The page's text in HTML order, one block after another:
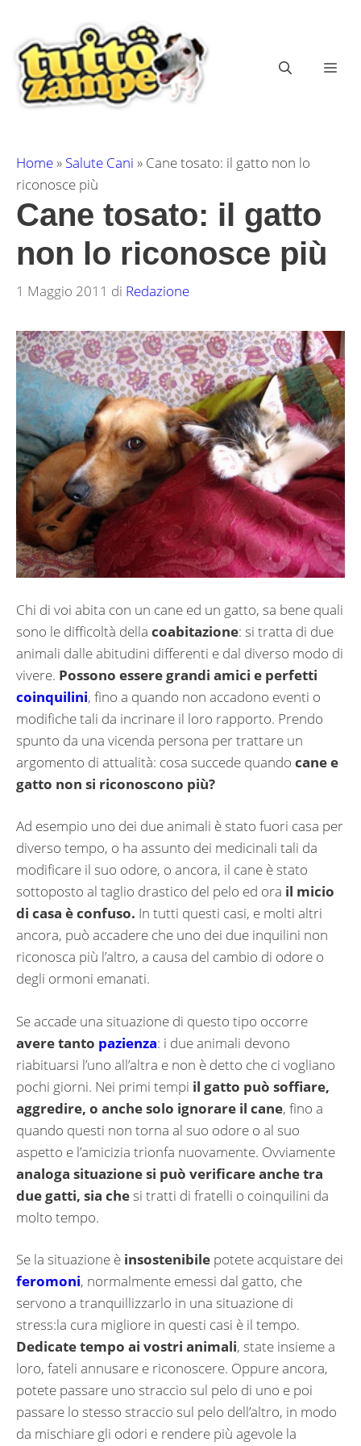
contenuto
Home» Salute Cani » Cane tosato: il gatto non lo
riconosce più
Cane tosato: il gatto
non lo riconosce più
1 Maggio 2011 di Redazione
Chi di voi abita con un cane ed un gatto, sa bene quali
sono le difficoltà della coabitazione: si tratta di due
animali dalle abitudini differenti e dal diverso modo di
vivere. Possono essere grandi amici e perfetti
coinquilini, fino a quando non accadono eventi o
modifiche tali da incrinare il loro rapporto. Prendo
spunto da una vicenda persona per trattare un
argomento di attualità: cosa succede quando cane e
gatto non si riconoscono più?
Ad esempio uno dei due animali è stato fuori casa per
diverso tempo, o ha assunto dei medicinali tali da
modificare il suo odore, o ancora, il cane è stato
sottoposto al taglio drastico del pelo ed ora il micio
di casa è confuso. In tutti questi casi, e molti altri
ancora, può accadere che uno dei due inquilini non
riconosca più l’altro, a causa del cambio di odore o
degli ormoni emanati.
Se accade una situazione di questo tipo occorre
avere tanto pazienza: i due animali devono
riabituarsi l’uno all’altra e non è detto che ci vogliano
pochi giorni. Nei primi tempi il gatto può soffiare,
aggredire, o anche solo ignorare il cane, fino a
quando questi non torna al suo odore o al suo
aspetto e l’amicizia trionfa nuovamente. Ovviamente
analoga situazione si può verificare anche tra
due gatti, sia chesi tratti di fratelli o coinquilini da
molto tempo.
Se la situazione è insostenibile potete acquistare dei
feromoni, normalmente emessi dal gatto, che
servono a tranquillizzarlo in una situazione di
stress:la cura migliore in questi casi è il tempo.
Dedicate tempo ai vostri animali, state insieme a
loro, fateli annusare e riconoscere. Oppure ancora,
potete passare uno straccio sul pelo di uno e poi
passare lo stesso straccio sul pelo dell’altro, in modo
da mischiare gli odori e rendere più agevole la